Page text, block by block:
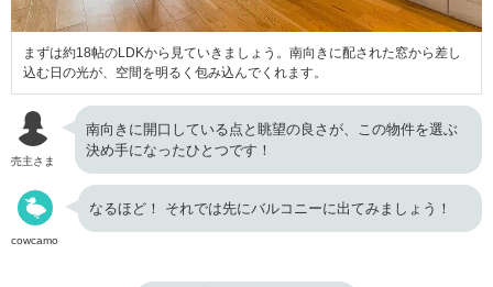
まずは約18帖のLDKから見ていきましょう。南向きに配された窓から差し
込む日の光が、空間を明るく包み込んでくれます。
売主さま
南向きに開口している点と眺望の良さが、この物件を選ぶ
決め手になったひとつです！
cowcamo
なるほど！ それでは先にバルコニーに出てみましょう！